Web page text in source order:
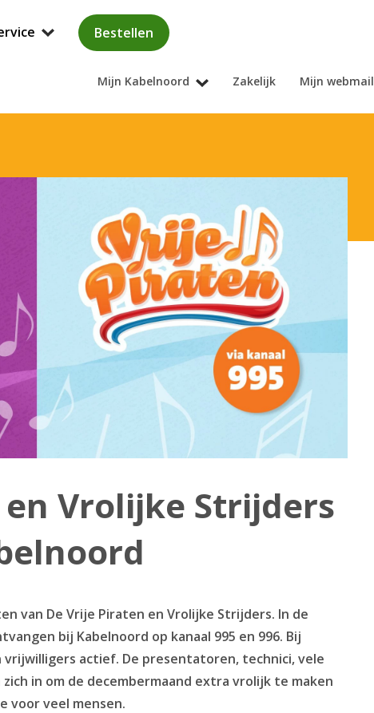
Bestellen
Mijn Kabelnoord Zakelijk Mijn webmail
Vrolijke Strijders
van De Vrije Piraten en Vrolijke Strijders. In de
bij Kabelnoord op kanaal 995 en 996. Bij
actief. De presentatoren, technici, vele
in om de decembermaand extra vrolijk te maken
voor veel mensen.